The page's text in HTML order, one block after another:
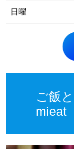
日曜
ご飯
mieat